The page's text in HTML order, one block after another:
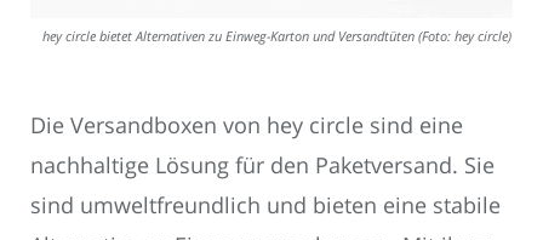
hey circle bietet Alternativen zu Einweg-Karton und Versandtüten (Foto: hey circle)
Die Versandboxen von hey circle sind eine
nachhaltige Lösung für den Paketversand. Sie
sind umweltfreundlich und bieten eine stabile